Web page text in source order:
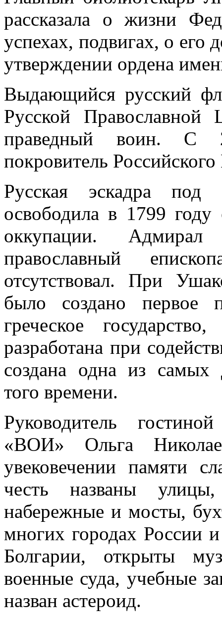
рассказала о жизни
успехах, подвигах, о его
утверждении ордена
Выдающийся русский
Русской
праведный воин. С
покровитель
Русская эскадра
освободила в 1799
оккупации.
православный
отсутствовал. При
было создано первое
греческое
разработана при
создана одна из самых
того времени.
Руководитель
«ВОИ» Ольга
увековечении памяти
честь названы
набережные и мосты,
многих городах России
Болгарии, открыты
военные суда, учебные
назван астероид.